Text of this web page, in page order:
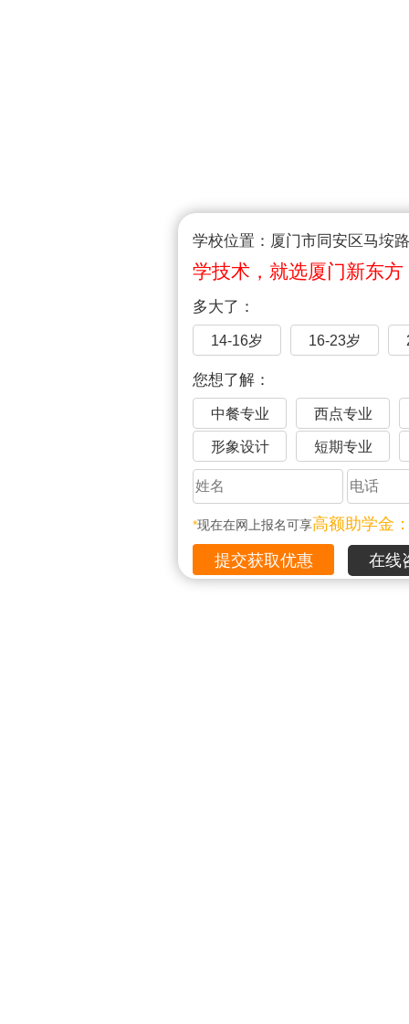
学校位置：厦门市同安区马垵
学技术，就选厦门新东方
多大了：
14-16岁 16-23岁
您想了解：
中餐专业 西点专业
形象设计 短期专业
*现在在网上报名可享高额助学金
在线